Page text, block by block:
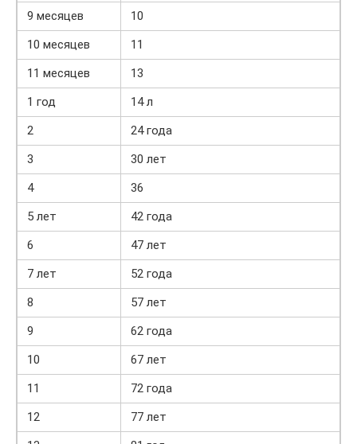
9 месяцев
10
10 месяцев
11
11 месяцев
13
1 год
14 л
2
24 года
3
30 лет
4
36
5 лет
42 года
6
47 лет
7 лет
52 года
8
57 лет
9
62 года
10
67 лет
11
72 года
12
77 лет